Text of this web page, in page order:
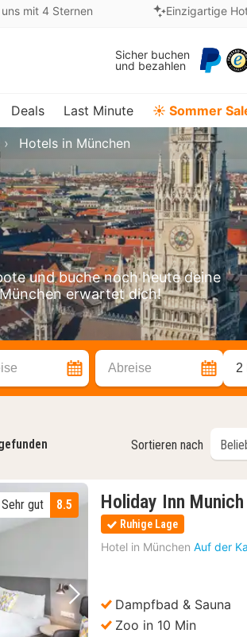
mit 4 Sternen Einzigartige
Sicher buchen
und bezahlen
Deals Last Minute ☀️ Sommer
und buche noch heute deine
erwartet dich!
Hotels in München
Abreise 2
Sortieren nach
Nächstes Bild
8.5
Sehr gut Holiday Inn
Ruhige Lage
Hotel in München Auf der
Dampfbad & Sauna
Zoo in 10 Min